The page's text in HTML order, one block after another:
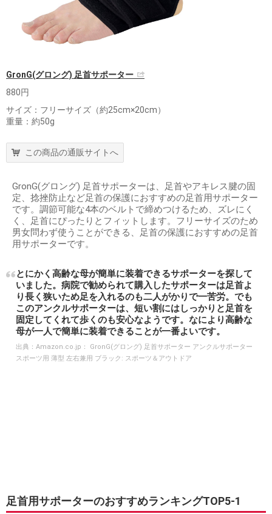
GronG(グロング) 足首サポーター
880円
サイズ：フリーサイズ（約25cm×20cm）
重量：約50g
この商品の通販サイトへ
GronG(グロング) 足首サポーターは、足首やアキレス腱の固
定、捻挫防止など足首の保護におすすめの足首用サポーター
です。調節可能な4本のベルトで締めつけるため、ズレにく
く、足首にぴったりとフィットします。フリーサイズのため
男女問わず使うことができる、足首の保護におすすめの足首
用サポーターです。
とにかく高齢な母が簡単に装着できるサポーターを探して
いました。病院で勧められて購入したサポーターは足首よ
り長く狭いため足を入れるのも二人がかりで一苦労。でも
このアンクルサポーターは、短い割にはしっかりと足首を
固定してくれて歩くのも安心なようです。なにより高齢な
母が一人で簡単に装着できることが一番よいです。
出典： Amazon.co.jp： GronG(グロング) 足首サポーター アンクルサポーター
スポーツ用 薄型 左右兼用 ブラック: スポーツ＆アウトドア
足首用サポーターのおすすめランキングTOP5-1